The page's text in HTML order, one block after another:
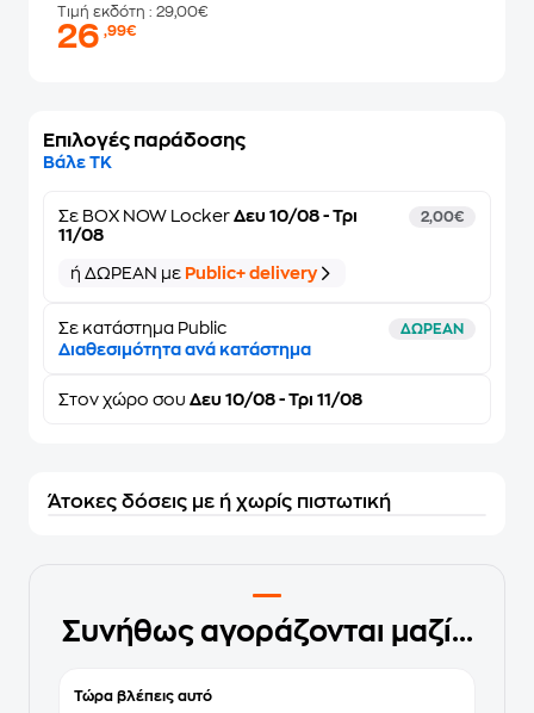
Τιμή εκδότη : 29,00€
26,99€
Επιλογές παράδοσης
Βάλε ΤΚ
Σε BOX NOW Locker Δευ 10/08 - Τρι
11/08
2,00€
ή ΔΩΡΕΑΝ με Public+ delivery
Σε κατάστημα Public ΔΩΡΕΑΝ
Διαθεσιμότητα ανά κατάστημα
Στον χώρο σου Δευ 10/08 - Τρι 11/08
Άτοκες δόσεις με ή χωρίς πιστωτική
Συνήθως αγοράζονται μαζί...
Τώρα βλέπεις αυτό